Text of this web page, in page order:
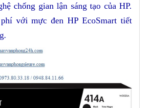
chống gian lận sáng tạo của HP.
với mực đen HP EcoSmart tiết